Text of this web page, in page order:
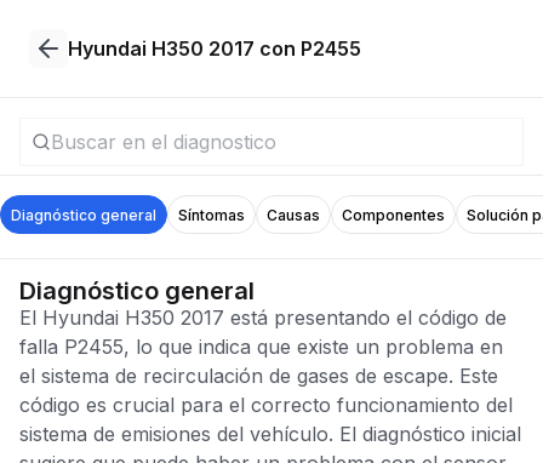
Hyundai H350 2017 con P2455
Diagnóstico general Síntomas Causas Componentes Solución
Diagnóstico general
El Hyundai H350 2017 está presentando el código de
falla P2455, lo que indica que existe un problema en
el sistema de recirculación de gases de escape. Este
código es crucial para el correcto funcionamiento del
sistema de emisiones del vehículo. El diagnóstico inicial